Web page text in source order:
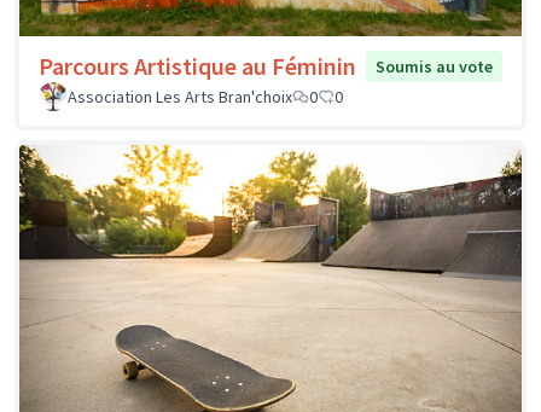
Parcours Artistique au Féminin
Soumis au vote
Association Les Arts Bran'choix
0 0